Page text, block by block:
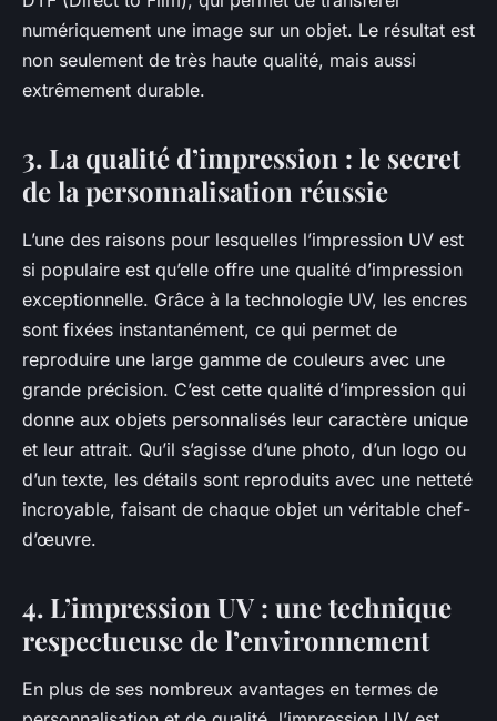
numériquement une image sur un objet. Le résultat est
non seulement de très haute qualité, mais aussi
extrêmement durable.
3. La qualité d’impression : le secret
de la personnalisation réussie
L’une des raisons pour lesquelles l’impression UV est
si populaire est qu’elle offre une qualité d’impression
exceptionnelle. Grâce à la technologie UV, les encres
sont fixées instantanément, ce qui permet de
reproduire une large gamme de couleurs avec une
grande précision. C’est cette qualité d’impression qui
donne aux objets personnalisés leur caractère unique
et leur attrait. Qu’il s’agisse d’une photo, d’un logo ou
d’un texte, les détails sont reproduits avec une netteté
incroyable, faisant de chaque objet un véritable chef-
d’œuvre.
4. L’impression UV : une technique
respectueuse de l’environnement
En plus de ses nombreux avantages en termes de